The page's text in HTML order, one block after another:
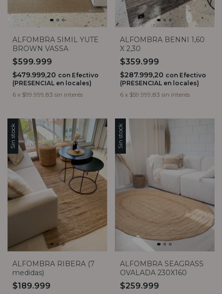
ALFOMBRA SIMIL YUTE
BROWN VASSA
$599.999
$479.999,20 con Efectivo
(PRESENCIAL en locales)
6 x $99.999,83 sin interés
ALFOMBRA BENNI 1,60
X 2,30
$359.999
$287.999,20 con Efectivo
(PRESENCIAL en locales)
6 x $59.999,83 sin interés
Sin stock
ALFOMBRA RIBERA (7
medidas)
$189.999
Sin stock
ALFOMBRA SEAGRASS
OVALADA 230X160
$259.999